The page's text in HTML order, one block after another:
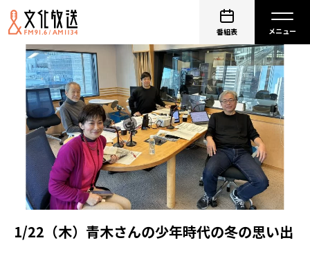
番組表
1/22（木）青木さんの少年時代の冬の思い出